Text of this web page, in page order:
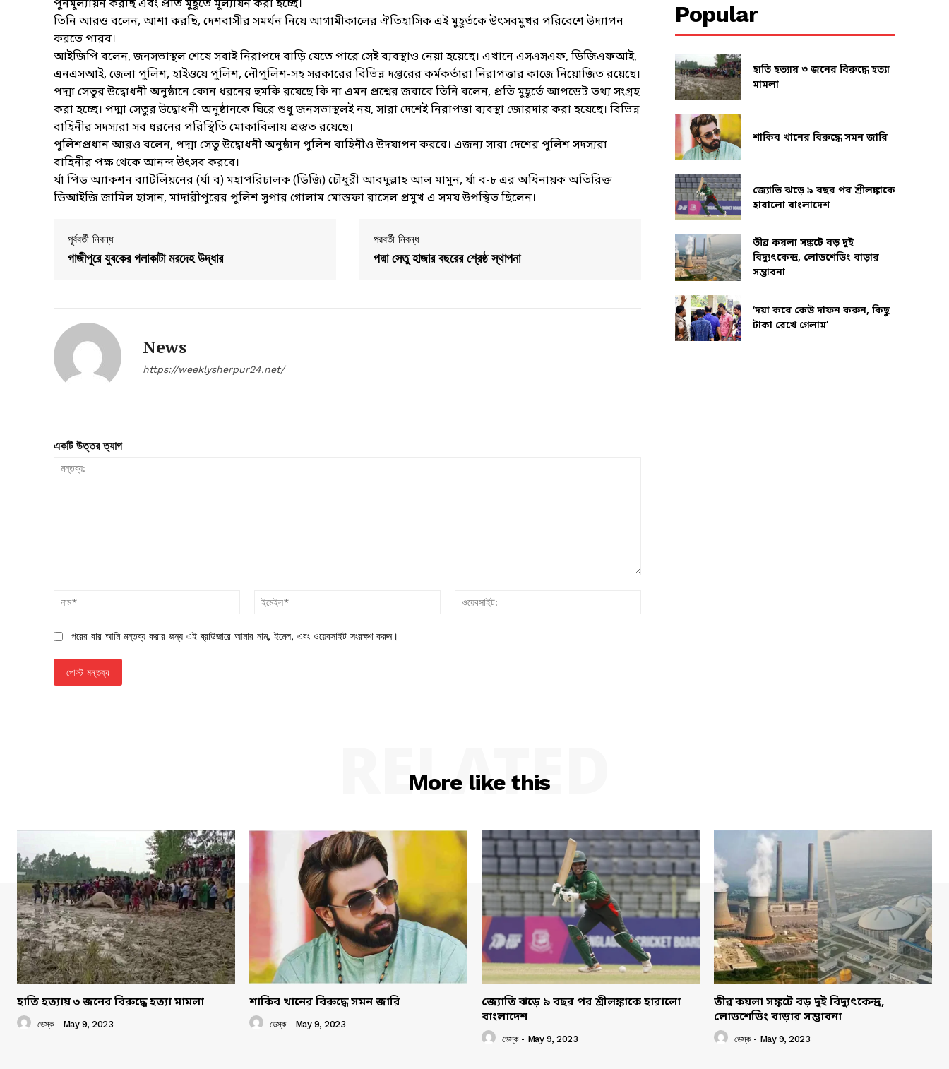
পুনর্মূল্যায়ন করছি এবং প্রতি মুহূর্তে মূল্যায়ন করা হচ্ছে।
তিনি আরও বলেন, আশা করছি, দেশবাসীর সমর্থন নিয়ে আগামীকালের ঐতিহাসিক এই মুহূর্তকে উৎসবমুখর পরিবেশে উদ্যাপন
করতে পারব।
আইজিপি বলেন, জনসভাস্থল শেষে সবাই নিরাপদে বাড়ি যেতে পারে সেই ব্যবস্থাও নেয়া হয়েছে। এখানে এসএসএফ, ডিজিএফআই,
এনএসআই, জেলা পুলিশ, হাইওয়ে পুলিশ, নৌপুলিশ-সহ সরকারের বিভিন্ন দপ্তরের কর্মকর্তারা নিরাপত্তার কাজে নিয়োজিত রয়েছে।
পদ্মা সেতুর উদ্বোধনী অনুষ্ঠানে কোন ধরনের হুমকি রয়েছে কি না এমন প্রশ্নের জবাবে তিনি বলেন, প্রতি মুহূর্তে আপডেট তথ্য সংগ্রহ
করা হচ্ছে। পদ্মা সেতুর উদ্বোধনী অনুষ্ঠানকে ঘিরে শুধু জনসভাস্থলই নয়, সারা দেশেই নিরাপত্তা ব্যবস্থা জোরদার করা হয়েছে। বিভিন্ন
বাহিনীর সদস্যরা সব ধরনের পরিস্থিতি মোকাবিলায় প্রস্তুত রয়েছে।
পুলিশপ্রধান আরও বলেন, পদ্মা সেতু উদ্বোধনী অনুষ্ঠান পুলিশ বাহিনীও উদযাপন করবে। এজন্য সারা দেশের পুলিশ সদস্যরা
বাহিনীর পক্ষ থেকে আনন্দ উৎসব করবে।
র্যা পিড অ্যাকশন ব্যাটলিয়নের (র্যা ব) মহাপরিচালক (ডিজি) চৌধুরী আবদুল্লাহ আল মামুন, র্যা ব-৮ এর অধিনায়ক অতিরিক্ত
ডিআইজি জামিল হাসান, মাদারীপুরের পুলিশ সুপার গোলাম মোস্তফা রাসেল প্রমুখ এ সময় উপস্থিত ছিলেন।
পূর্ববর্তী নিবন্ধ
গাজীপুরে যুবকের গলাকাটা মরদেহ উদ্ধার
পরবর্তী নিবন্ধ
পদ্মা সেতু হাজার বছরের শ্রেষ্ঠ স্থাপনা
News
https://weeklysherpur24.net/
একটি উত্তর ত্যাগ
ইমেইল*
পরের বার আমি মন্তব্য করার জন্য এই ব্রাউজারে আমার নাম, ইমেল, এবং ওয়েবসাইট সংরক্ষণ করুন।
Popular
হাতি হত্যায় ৩ জনের বিরুদ্ধে হত্যা
মামলা
শাকিব খানের বিরুদ্ধে সমন জারি
জ্যোতি ঝড়ে ৯ বছর পর শ্রীলঙ্কাকে
হারালো বাংলাদেশ
তীব্র কয়লা সঙ্কটে বড় দুই
বিদ্যুৎকেন্দ্র, লোডশেডিং বাড়ার
সম্ভাবনা
‘দয়া করে কেউ দাফন করুন, কিছু
টাকা রেখে গেলাম’
More like this
RELATED
হাতি হত্যায় ৩ জনের বিরুদ্ধে হত্যা মামলা
ডেস্ক - May 9, 2023
শাকিব খানের বিরুদ্ধে সমন জারি
ডেস্ক - May 9, 2023
জ্যোতি ঝড়ে ৯ বছর পর শ্রীলঙ্কাকে হারালো
বাংলাদেশ
ডেস্ক - May 9, 2023
তীব্র কয়লা সঙ্কটে বড় দুই বিদ্যুৎকেন্দ্র,
লোডশেডিং বাড়ার সম্ভাবনা
ডেস্ক - May 9, 2023